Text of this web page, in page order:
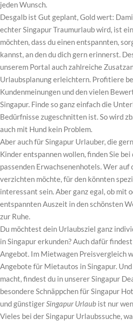
jeden Wunsch.
Desgalb ist Gut geplant, Gold wert:
echter Singapur Traumurlaub wird, ist
möchten, dass du einen entspannten,
kannst, an den du dich gern erinnerst.
unserem Portal auch zahlreiche
Urlaubsplanung erleichtern. Profitiere
Kundenmeinungen und den vielen
Singapur. Finde so ganz einfach die
Bedürfnisse zugeschnitten ist. So wird
auch mit Hund kein Problem.
Aber auch für Singapur Urlauber, die
Kinder entspannen wollen, finden Sie
passenden Erwachsenenhotels. Wer
verzichten möchte, für den könnten
interessant sein. Aber ganz egal, ob mit
entspannten Auszeit in den schönsten
zur Ruhe.
Du möchtest dein Urlaubsziel ganz
in Singapur erkunden? Auch dafür
Angebot. Im Mietwagen Preisvergleich
Angebote für Mietautos in Singapur.
macht, findest du in unserer Singapur
besondere Schnäppchen für Singapur
und günstigerSingapur Urlaub ist nur
Vieles bei der Singapur Urlaubssuche,